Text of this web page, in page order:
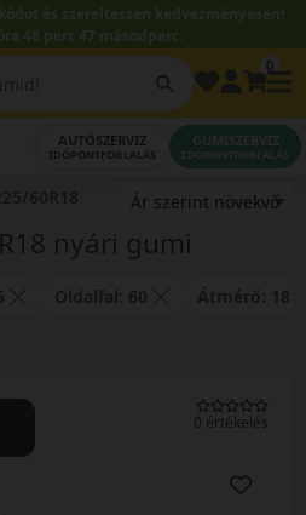
és szereltessen kedvezményesen!
48 perc 47 másodperc.
AUTÓSZERVIZ
IDŐPONTFOGLALÁS
GUMISZERVIZ
IDŐPONTFOGLALÁS
nyári gumi
0 értékelés